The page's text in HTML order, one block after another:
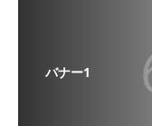
バナー1